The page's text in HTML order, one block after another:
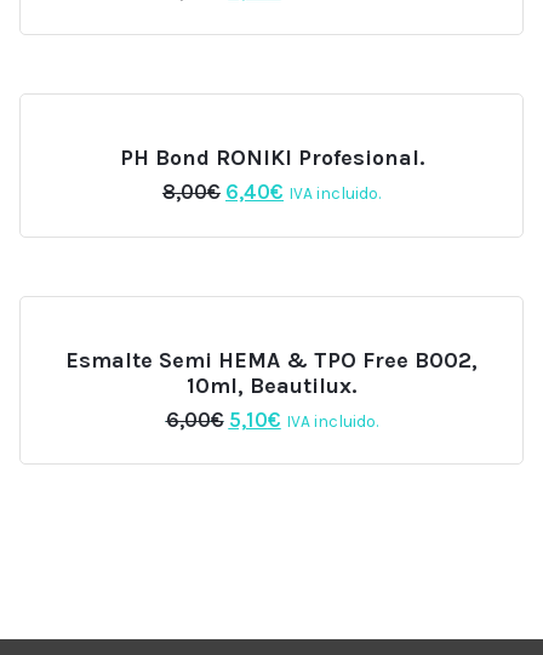
originalactual
PH Bond RONIKI Profesional.
8,00€ El
original
6,40€ El
actual
IVA incluido.
Esmalte Semi HEMA & TPO Free B002,
10ml, Beautilux.
6,00€ El
original
5,10€El
actual
IVA incluido.